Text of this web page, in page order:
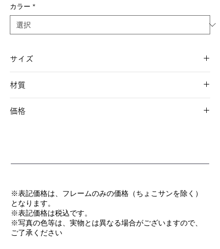
カラー *
サイズ
材質
テンプル/弾性チタン合金(Zチタン)
価格
※表記価格は、フレームのみの価格（ちょこサンを除く）
となります。
​※表記価格は税込です。
※写真の色等は、実物とは異なる場合がございますので、
ご了承ください